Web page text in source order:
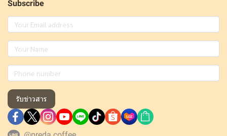
Subscribe
รับข่าวสาร